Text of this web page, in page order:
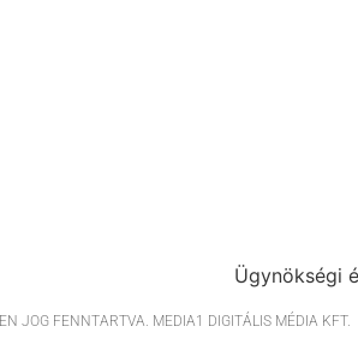
Ügynökségi
JOG FENNTARTVA. MEDIA1 DIGITÁLIS MÉDIA KFT.